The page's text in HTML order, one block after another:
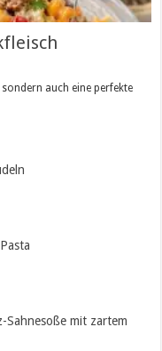
auch eine perfekte
Sahnesoße mit zartem